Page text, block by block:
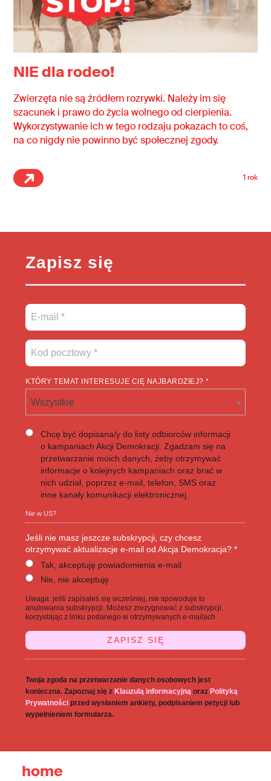
NIE dla rodeo!
Zwierzęta nie są źródłem rozrywki. Należy im się
szacunek i prawo do życia wolnego od cierpienia.
Wykorzystywanie ich w tego rodzaju pokazach to coś,
na co nigdy nie powinno być społecznej zgody.
1 rok
Zapisz się
KTÓRY TEMAT INTERESUJE CIĘ NAJBARDZIEJ? *
Wszystkie
Chcę być dopisana/y do listy odbiorców informacji
o kampaniach Akcji Demokracji. Zgadzam się na
przetwarzanie moich danych, żeby otrzymywać
informacje o kolejnych kampaniach oraz brać w
nich udział, poprzez e-mail, telefon, SMS oraz
inne kanały komunikacji elektronicznej.
Nie wUS?
Jeśli nie masz jeszcze subskrypcji, czy chcesz
otrzymywać aktualizacje e-mail od Akcja Demokracja? *
Tak, akceptuję powiadomienia e-mail
Nie, nie akceptuję
Uwaga: jeśli zapisałeś się wcześniej, nie spowoduje to
anulowania subskrypcji. Możesz zrezygnować z subskrypcji,
korzystając z linku podanego w otrzymywanych e-mailach.
Twoja zgoda na przetwarzanie danych osobowych jest
konieczna. Zapoznaj się zKlauzulą informacyjną orazPolityką
Prywatności przed wysłaniem ankiety, podpisaniem petycji lub
wypełnieniem formularza.
home